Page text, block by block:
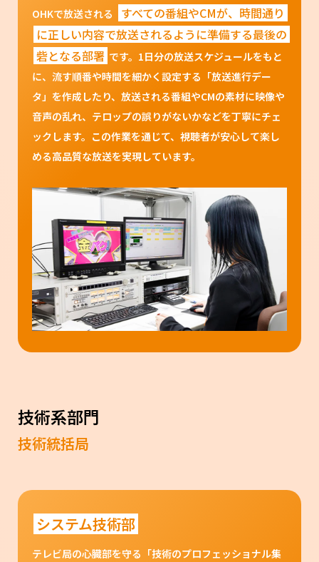
OHKで放送される
すべての番組やCMが、時間通り
に正しい内容で放送されるように準備する最後の
砦となる部署 です。1日分の放送スケジュールをもと
に、流す順番や時間を細かく設定する「放送進行デー
タ」を作成したり、放送される番組やCMの素材に映像や
音声の乱れ、テロップの誤りがないかなどを丁寧にチェ
ックします。この作業を通じて、視聴者が安心して楽し
める高品質な放送を実現しています。
技術系部門
技術統括局
システム技術部
テレビ局の心臓部を守る「技術のプロフェッショナル集